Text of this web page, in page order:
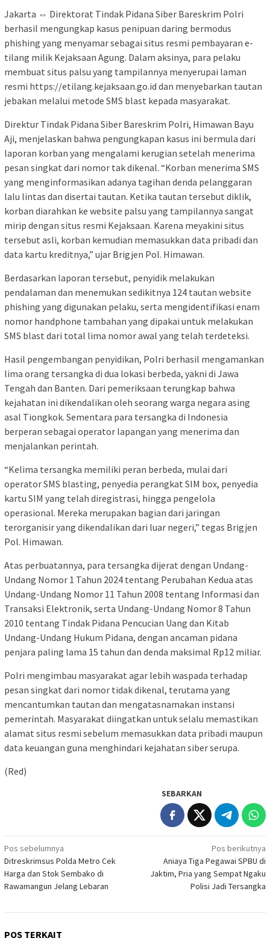
Jakarta ⇔ Direktorat Tindak Pidana Siber Bareskrim Polri
berhasil mengungkap kasus penipuan daring bermodus
phishing yang menyamar sebagai situs resmi pembayaran e-
tilang milik Kejaksaan Agung. Dalam aksinya, para pelaku
membuat situs palsu yang tampilannya menyerupai laman
resmi https://etilang.kejaksaan.go.id dan menyebarkan tautan
jebakan melalui metode SMS blast kepada masyarakat.
Direktur Tindak Pidana Siber Bareskrim Polri, Himawan Bayu
Aji, menjelaskan bahwa pengungkapan kasus ini bermula dari
laporan korban yang mengalami kerugian setelah menerima
pesan singkat dari nomor tak dikenal. “Korban menerima SMS
yang menginformasikan adanya tagihan denda pelanggaran
lalu lintas dan disertai tautan. Ketika tautan tersebut diklik,
korban diarahkan ke website palsu yang tampilannya sangat
mirip dengan situs resmi Kejaksaan. Karena meyakini situs
tersebut asli, korban kemudian memasukkan data pribadi dan
data kartu kreditnya,” ujar Brigjen Pol. Himawan.
Berdasarkan laporan tersebut, penyidik melakukan
pendalaman dan menemukan sedikitnya 124 tautan website
phishing yang digunakan pelaku, serta mengidentifikasi enam
nomor handphone tambahan yang dipakai untuk melakukan
SMS blast dari total lima nomor awal yang telah terdeteksi.
Hasil pengembangan penyidikan, Polri berhasil mengamankan
lima orang tersangka di dua lokasi berbeda, yakni di Jawa
Tengah dan Banten. Dari pemeriksaan terungkap bahwa
kejahatan ini dikendalikan oleh seorang warga negara asing
asal Tiongkok. Sementara para tersangka di Indonesia
berperan sebagai operator lapangan yang menerima dan
menjalankan perintah.
“Kelima tersangka memiliki peran berbeda, mulai dari
operator SMS blasting, penyedia perangkat SIM box, penyedia
kartu SIM yang telah diregistrasi, hingga pengelola
operasional. Mereka merupakan bagian dari jaringan
terorganisir yang dikendalikan dari luar negeri,” tegas Brigjen
Pol. Himawan.
Atas perbuatannya, para tersangka dijerat dengan Undang-
Undang Nomor 1 Tahun 2024 tentang Perubahan Kedua atas
Undang-Undang Nomor 11 Tahun 2008 tentang Informasi dan
Transaksi Elektronik, serta Undang-Undang Nomor 8 Tahun
2010 tentang Tindak Pidana Pencucian Uang dan Kitab
Undang-Undang Hukum Pidana, dengan ancaman pidana
penjara paling lama 15 tahun dan denda maksimal Rp12 miliar.
Polri mengimbau masyarakat agar lebih waspada terhadap
pesan singkat dari nomor tidak dikenal, terutama yang
mencantumkan tautan dan mengatasnamakan instansi
pemerintah. Masyarakat diingatkan untuk selalu memastikan
alamat situs resmi sebelum memasukkan data pribadi maupun
data keuangan guna menghindari kejahatan siber serupa.
(Red)
SEBARKAN
Navigasi
pos
Pos sebelumnya
Ditreskrimsus Polda Metro Cek
Harga dan Stok Sembako di
Rawamangun Jelang Lebaran
Pos berikutnya
Aniaya Tiga Pegawai SPBU di
Jaktim, Pria yang Sempat Ngaku
Polisi Jadi Tersangka
POS TERKAIT